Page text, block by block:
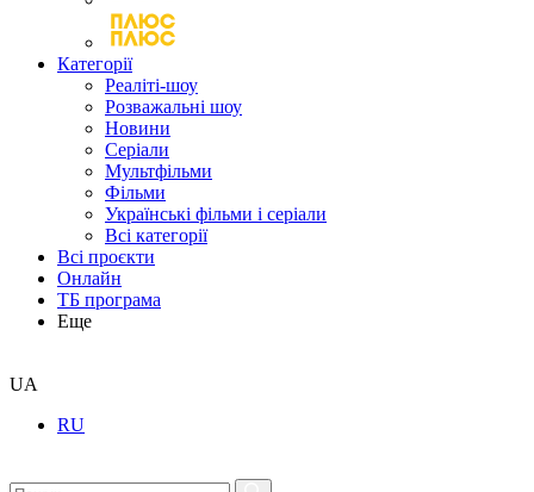
Категорії
Реаліті-шоу
Розважальні шоу
Новини
Серіали
Мультфільми
Фільми
Українські фільми і серіали
Всі категорії
Всі проєкти
Онлайн
ТБ програма
Еще
UA
RU